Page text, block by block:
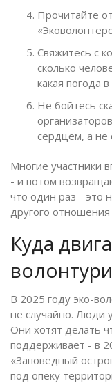
Прочитайте
Свяжитесь с
сколько
какая погода
Не бойтесь
сердцем, а не
Многие участники
- и потом
что один раз - это
другого отношения
Куда
В 2025 году эко-
не случайно. Люди
Они хотят делать
поддерживает - в
«Заповедный
под опеку